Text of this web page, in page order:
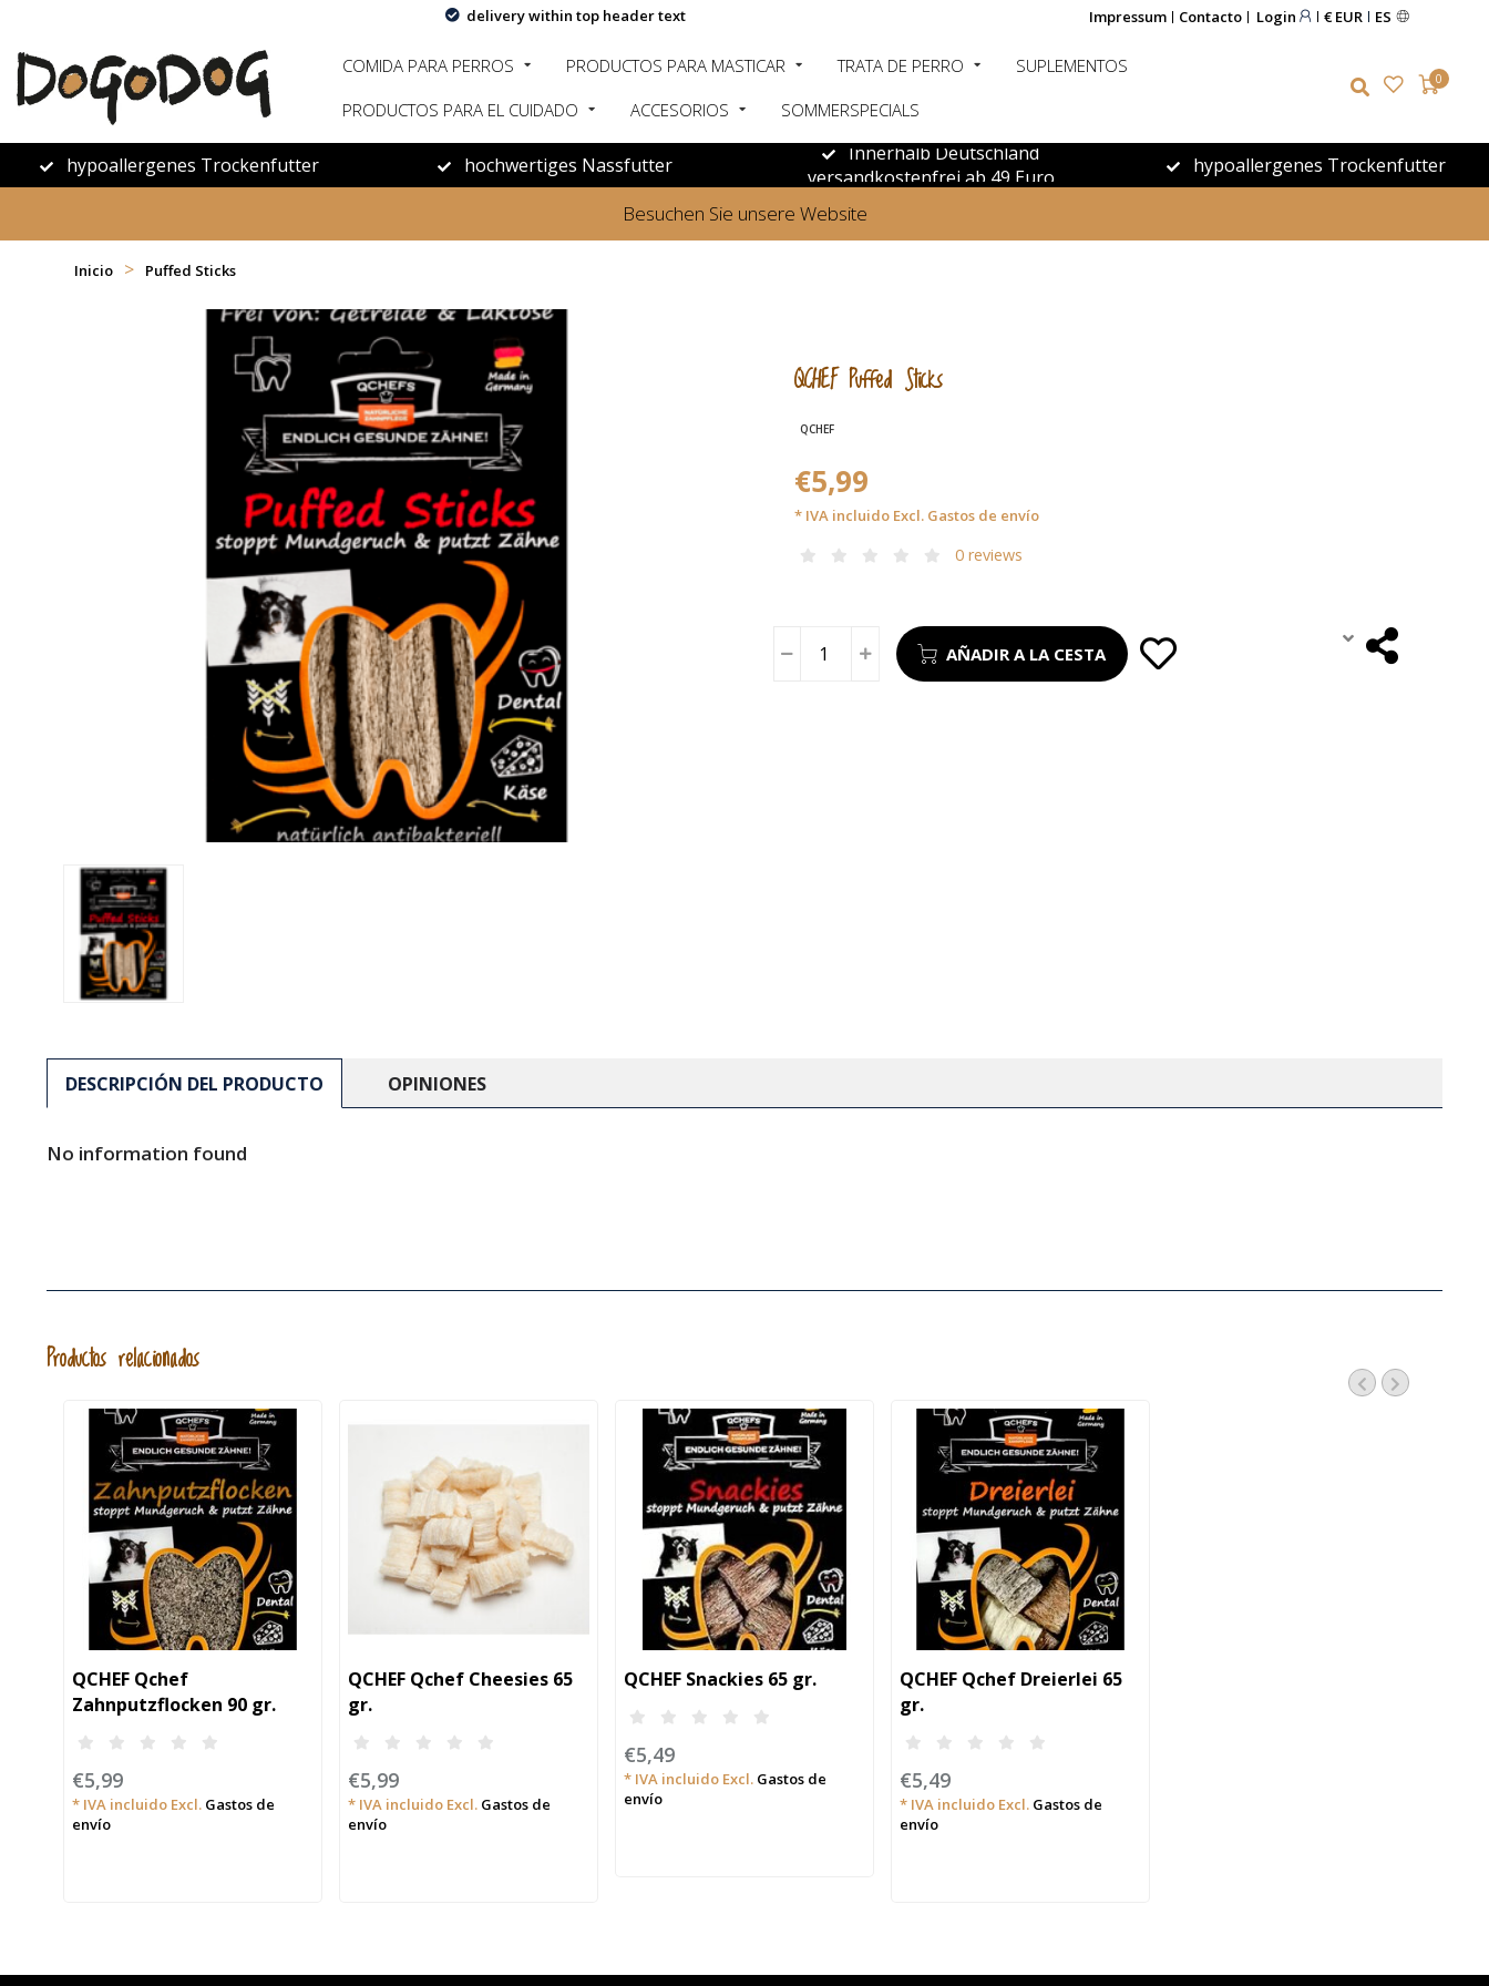
delivery within top header text Impressum Contacto Login € EUR ES
COMIDA PARA PERROS PRODUCTOS PARA MASTICAR TRATA DE PERRO
SUPLEMENTOS
PRODUCTOS PARA EL CUIDADO
ACCESORIOS SOMMERSPECIALS
0
hypoallergenes Trockenfutter hochwertiges Nassfutter
Innerhalb Deutschland
versandkostenfrei ab 49 Euro
hypoallergenes Trockenfutter
Besuchen Sie unsere Website
Inicio > Puffed Sticks
QCHEF Puffed Sticks
QCHEF
€5,99
* IVA incluido Excl. Gastos de envío
0 reviews
AÑADIR A LA CESTA
DESCRIPCIÓN DEL PRODUCTO OPINIONES
No information found
Productos relacionados
QCHEF Qchef
Zahnputzflocken 90 gr.
€5,99
* IVA incluido Excl. Gastos de
envío
QCHEF Qchef Cheesies 65
gr.
€5,99
* IVA incluido Excl. Gastos de
envío
QCHEF Snackies 65 gr.
€5,49
* IVA incluido Excl. Gastos de
envío
QCHEF Qchef Dreierlei 65
gr.
€5,49
* IVA incluido Excl. Gastos de
envío